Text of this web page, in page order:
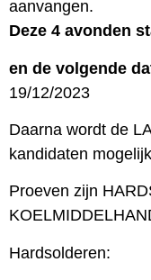
aanvangen.
Deze 4 avonden
en de volgende
19/12/2023
Daarna wordt de
kandidaten
Proeven zijn
Hardsolderen: